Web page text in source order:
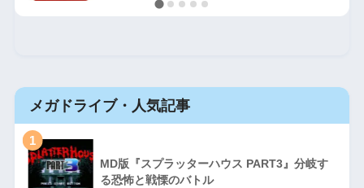
メガドライブ・人気記事
1
MD版『スプラッターハウス PART3』分岐す
る恐怖と戦慄のバトル